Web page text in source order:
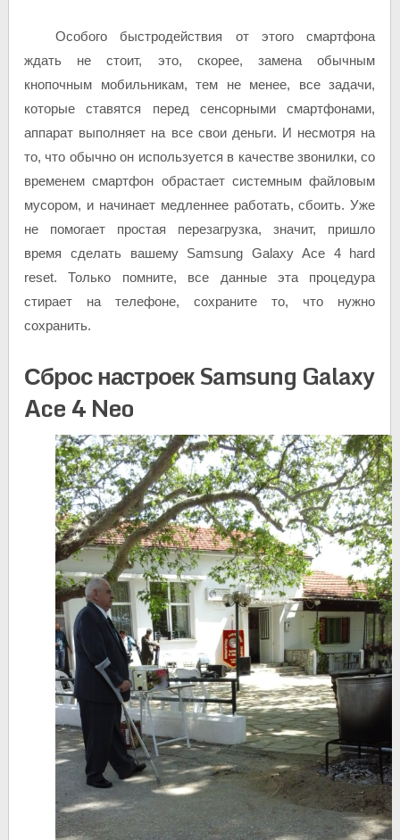
Особого быстродействия от этого смартфона
ждать не стоит, это, скорее, замена обычным
кнопочным мобильникам, тем не менее, все задачи,
которые ставятся перед сенсорными смартфонами,
аппарат выполняет на все свои деньги. И несмотря на
то, что обычно он используется в качестве звонилки, со
временем смартфон обрастает системным файловым
мусором, и начинает медленнее работать, сбоить. Уже
не помогает простая перезагрузка, значит, пришло
время сделать вашему Samsung Galaxy Ace 4 hard
reset. Только помните, все данные эта процедура
стирает на телефоне, сохраните то, что нужно
сохранить.
Сброс настроек Samsung Galaxy
Ace 4 Neo